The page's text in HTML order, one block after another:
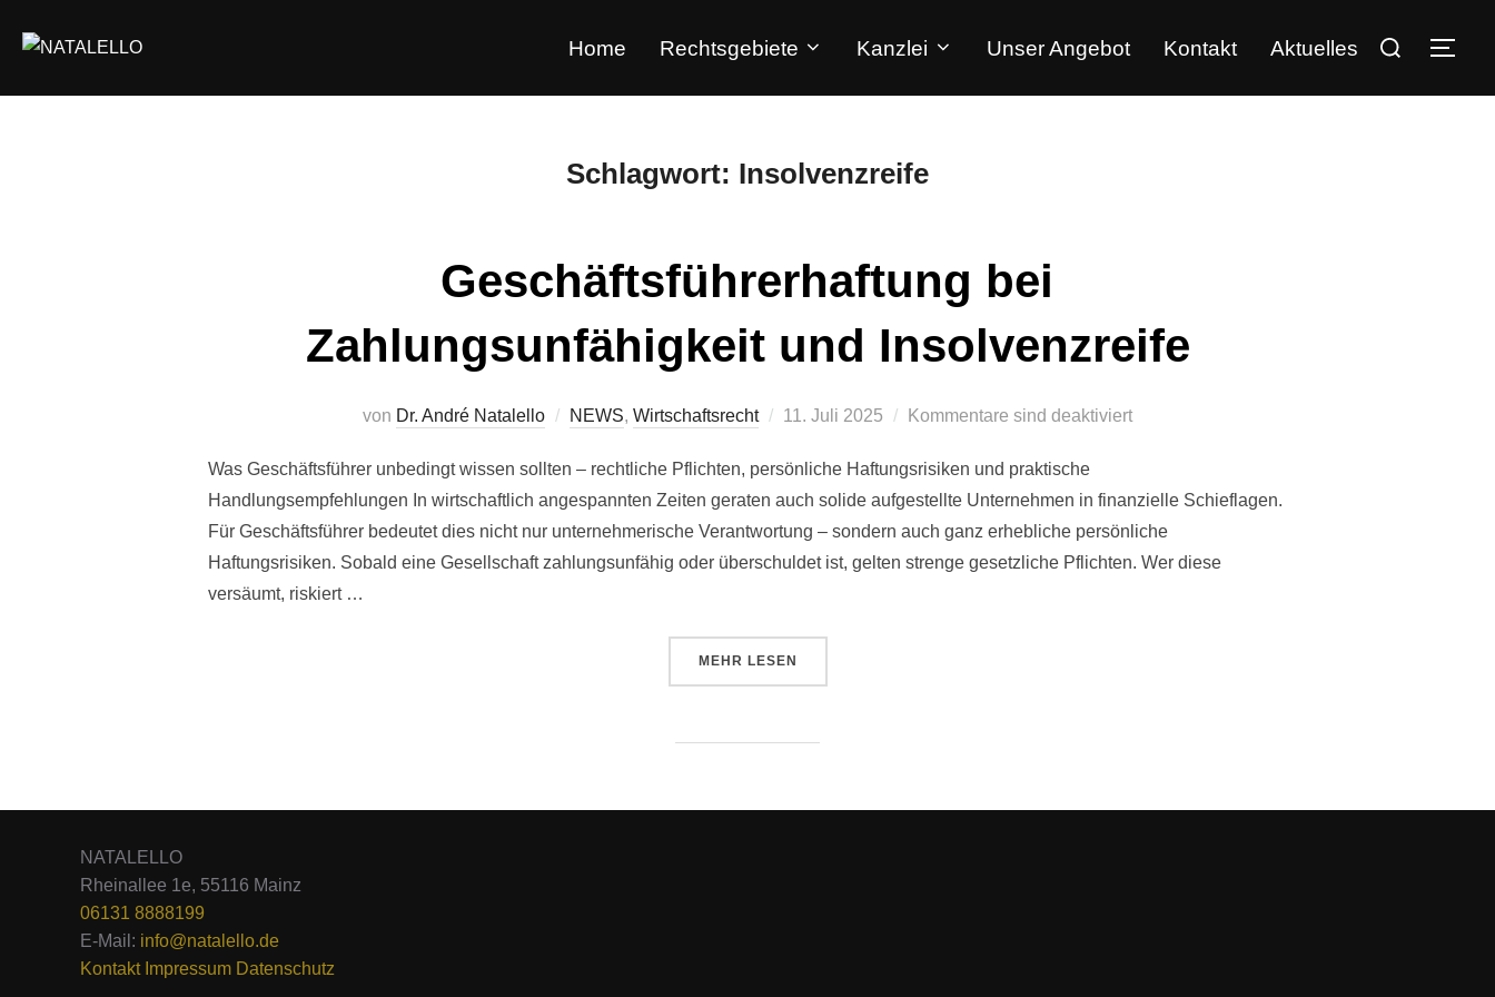
Home Rechtsgebiete Kanzlei Unser Angebot Kontakt Aktuelles
Schlagwort: Insolvenzreife
Geschäftsführerhaftung bei
Zahlungsunfähigkeit und Insolvenzreife
von Dr. André Natalello NEWS, Wirtschaftsrecht 11. Juli 2025 Kommentare sind deaktiviert
Was Geschäftsführer unbedingt wissen sollten – rechtliche Pflichten, persönliche Haftungsrisiken und praktische
Handlungsempfehlungen In wirtschaftlich angespannten Zeiten geraten auch solide aufgestellte Unternehmen in finanzielle Schieflagen.
Für Geschäftsführer bedeutet dies nicht nur unternehmerische Verantwortung – sondern auch ganz erhebliche persönliche
Haftungsrisiken. Sobald eine Gesellschaft zahlungsunfähig oder überschuldet ist, gelten strenge gesetzliche Pflichten. Wer diese
versäumt, riskiert …
MEHR LESEN
NATALELLO
Rheinallee 1e, 55116 Mainz
06131 8888199
E-Mail: info@natalello.de
Kontakt Impressum Datenschutz